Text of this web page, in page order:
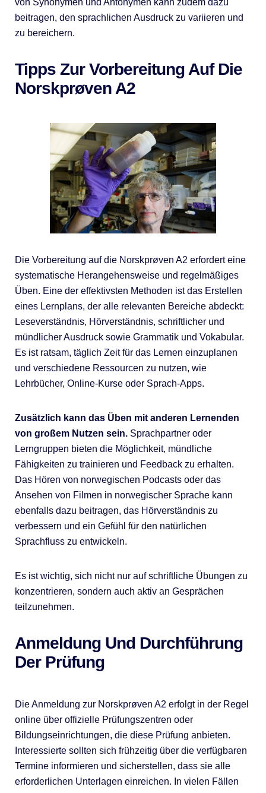
von Synonymen und Antonymen kann zudem dazu
beitragen, den sprachlichen Ausdruck zu variieren und
zu bereichern.
Tipps Zur Vorbereitung Auf Die
Norskprøven A2
Die Vorbereitung auf die Norskprøven A2 erfordert eine
systematische Herangehensweise und regelmäßiges
Üben. Eine der effektivsten Methoden ist das Erstellen
eines Lernplans, der alle relevanten Bereiche abdeckt:
Leseverständnis, Hörverständnis, schriftlicher und
mündlicher Ausdruck sowie Grammatik und Vokabular.
Es ist ratsam, täglich Zeit für das Lernen einzuplanen
und verschiedene Ressourcen zu nutzen, wie
Lehrbücher, Online-Kurse oder Sprach-Apps.
Zusätzlich kann das Üben mit anderen Lernenden
von großem Nutzen sein.Sprachpartner oder
Lerngruppen bieten die Möglichkeit, mündliche
Fähigkeiten zu trainieren und Feedback zu erhalten.
Das Hören von norwegischen Podcasts oder das
Ansehen von Filmen in norwegischer Sprache kann
ebenfalls dazu beitragen, das Hörverständnis zu
verbessern und ein Gefühl für den natürlichen
Sprachfluss zu entwickeln.
Es ist wichtig, sich nicht nur auf schriftliche Übungen zu
konzentrieren, sondern auch aktiv an Gesprächen
teilzunehmen.
Anmeldung Und Durchführung
Der Prüfung
Die Anmeldung zur Norskprøven A2 erfolgt in der Regel
online über offizielle Prüfungszentren oder
Bildungseinrichtungen, die diese Prüfung anbieten.
Interessierte sollten sich frühzeitig über die verfügbaren
Termine informieren und sicherstellen, dass sie alle
erforderlichen Unterlagen einreichen. In vielen Fällen